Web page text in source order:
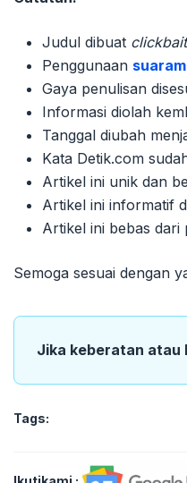
Judul dibuat clickbait
Penggunaan
Gaya penulisan
Informasi diolah
Tanggal diubah
Kata Detik.com
Artikel ini unik dan
Artikel ini informatif
Artikel ini bebas dari
Semoga sesuai dengan
Jika keberatan atau
Tags: